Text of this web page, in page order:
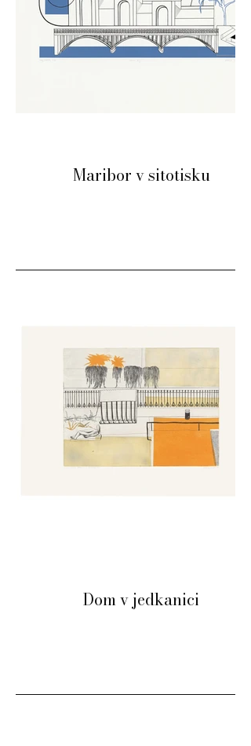
Maribor v sitotisku
Dom v jedkanici